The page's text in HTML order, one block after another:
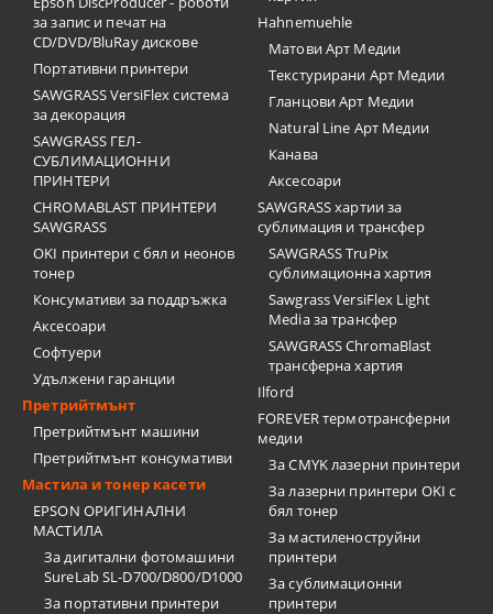
за запис и печат на
CD/DVD/BluRay дискове
Портативни принтери
SAWGRASS VersiFlex система
за декорация
SAWGRASS ГЕЛ-
СУБЛИМАЦИОННИ
ПРИНТЕРИ
CHROMABLAST ПРИНТЕРИ
SAWGRASS
OKI принтери с бял и неонов
тонер
Консумативи за поддръжка
Аксесоари
Софтуери
Удължени гаранции
Претрийтмънт
Претрийтмънт машини
Претрийтмънт консумативи
Мастила и тонер касети
EPSON ОРИГИНАЛНИ
МАСТИЛА
За дигитални фотомашини
SureLab SL-D700/D800/D1000
За портативни принтери
Hahnemuehle
Матови Арт Медии
Текстурирани Арт Медии
Гланцови Арт Медии
Natural Line Арт Медии
Канава
Аксесоари
SAWGRASS хартии за
сублимация и трансфер
SAWGRASS TruPix
сублимационна хартия
Sawgrass VersiFlex Light
Media за трансфер
SAWGRASS ChromaBlast
трансферна хартия
Ilford
FOREVER термотрансферни
медии
За CMYK лазерни принтери
За лазерни принтери OKI с
бял тонер
За мастиленоструйни
принтери
За сублимационни
принтери